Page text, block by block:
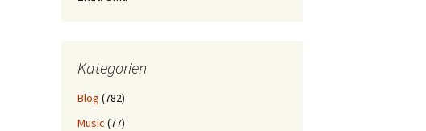
Kategorien
Blog (782)
Music (77)